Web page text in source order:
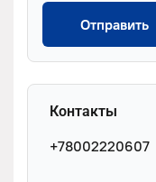
Отправить
Контакты
+78002220607